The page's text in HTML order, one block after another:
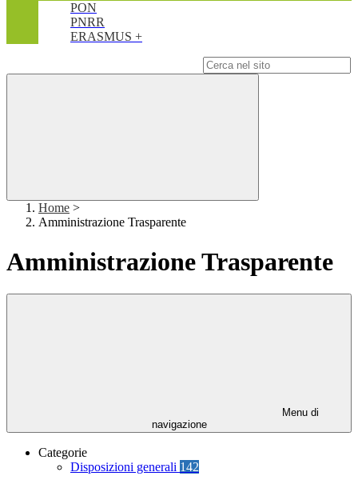
PON
PNRR
ERASMUS +
Home >
Amministrazione Trasparente
Amministrazione Trasparente
Menu di
navigazione
Categorie
Disposizioni generali 142